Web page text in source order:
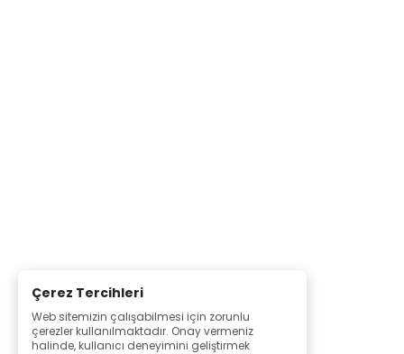
Çerez Tercihleri
Web sitemizin çalışabilmesi için zorunlu
çerezler kullanılmaktadır. Onay vermeniz
halinde, kullanıcı deneyimini geliştirmek